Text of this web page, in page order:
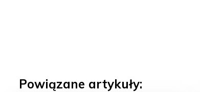
Powiązane artykuły: